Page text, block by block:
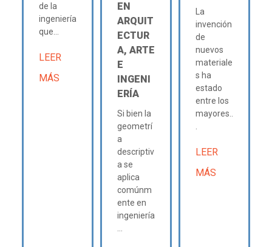
de la
ingeniería
que...
LEER
MÁS
EN
ARQUIT
ECTUR
A, ARTE
E
INGENI
ERÍA
Si bien la
geometrí
a
descriptiv
a se
aplica
comúnm
ente en
ingeniería
...
La
invención
de
nuevos
materiale
s ha
estado
entre los
mayores..
.
LEER
MÁS